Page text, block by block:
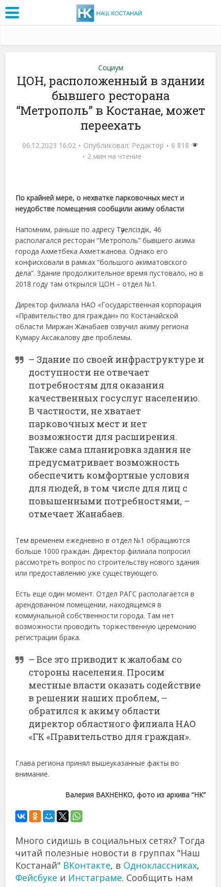
Социум
ЦОН, расположенный в здании
бывшего ресторана
“Метрополь” в Костанае, может
переехать
06.12.2023 16:02 Опубликовал: Редактор
6 818
2 мин на чтение
По крайней мере, о нехватке парковочных мест и
неудобстве помещения сообщили акиму области
Напомним, раньше по адресу Тәуелсіздік, 46
располагался ресторан “Метрополь” бывшего акима
города Ахметбека Ахметжанова. Однако его
конфисковали в рамках “большого акиматовского
дела”. Здание продолжительное время пустовало, но в
2018 году там открылся ЦОН – отдел №1.
Директор филиала НАО «Государственная корпорация
«Правительство для граждан» по Костанайской
области Миржан Жанабаев озвучил акиму региона
Кумару Аксакалову две проблемы.
– Здание по своей инфраструктуре и
доступности не отвечает
потребностям для оказания
качественных госуслуг населению.
В частности, не хватает
парковочных мест и нет
возможности для расширения.
Также сама планировка здания не
предусматривает возможность
обеспечить комфортные условия
для людей, в том числе для лиц с
повышенными потребностями, –
отмечает Жанабаев.
Тем временем ежедневно в отдел №1 обращаются
больше 1000 граждан. Директор филиала попросил
рассмотреть вопрос по строительству нового здания
или предоставлению уже существующего.
Есть еще один момент. Отдел РАГС располагается в
арендованном помещении, находящемся в
коммунальной собственности города. Там нет
возможности проводить торжественную церемонию
регистрации брака.
– Все это приводит к жалобам со
стороны населения. Просим
местные власти оказать содействие
в решении наших проблем, –
обратился к акиму области
директор областного филиала НАО
«ГК «Правительство для граждан».
Глава региона принял вышеуказанные факты во
внимание.
Валерия ВАХНЕНКО, фото из архива “НК”
Много сидишь в социальных сетях? Тогда
читай полезные новости в группах "Наш
Костанай" ВКонтакте, в Одноклассниках,
Фейсбуке и Инстаграме. Сообщить нам